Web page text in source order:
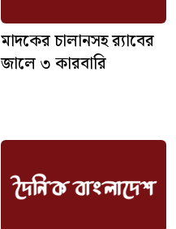
মাদকের চালানসহ র‍্যাবের
জালে ৩ কারবারি